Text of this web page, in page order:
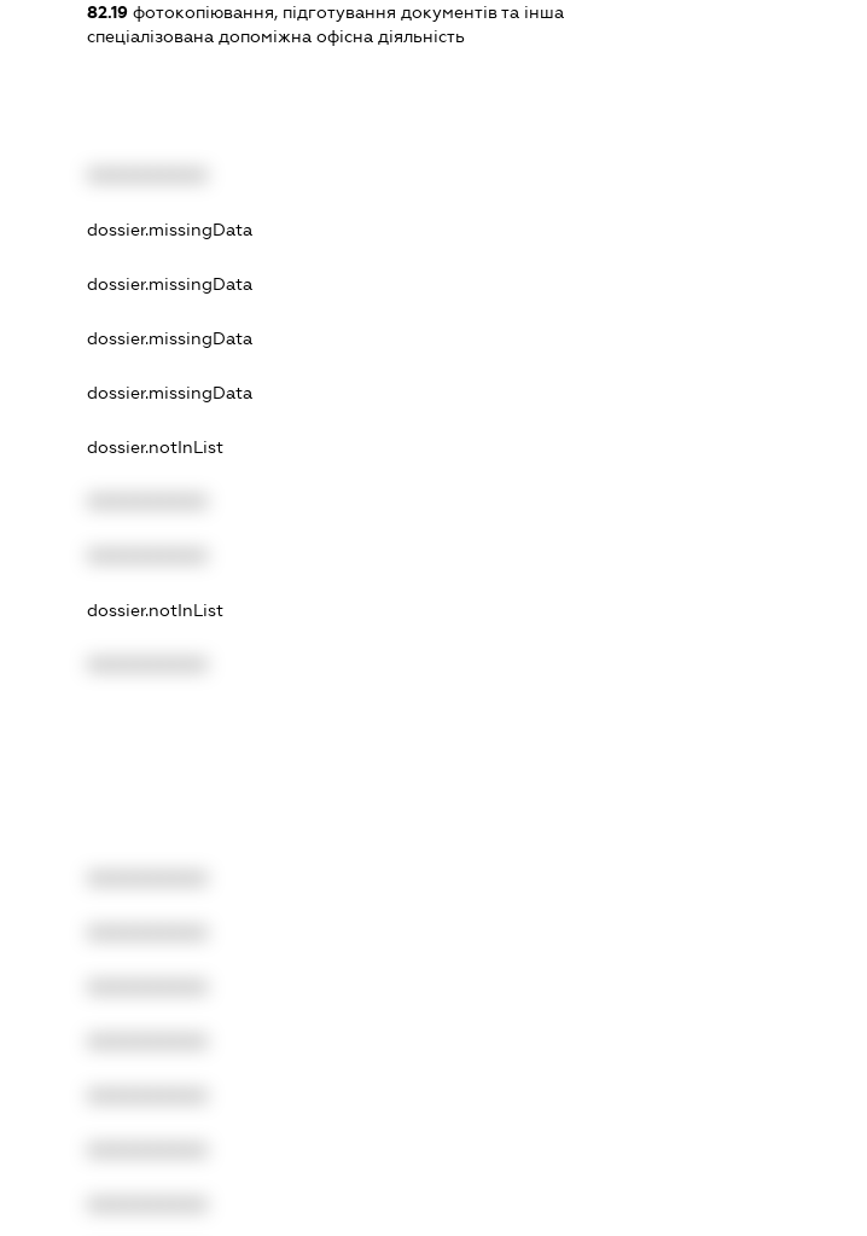
82.19фотокопіювання, підготування документів та інша
спеціалізована допоміжна офісна діяльність
dossier.missingData
dossier.missingData
dossier.missingData
dossier.missingData
dossier.notInList
dossier.notInList